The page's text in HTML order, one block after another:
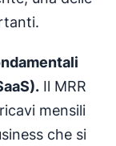
Il MRR
mensili
che si